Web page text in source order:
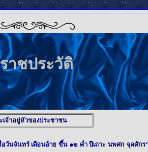
าชประวัติ
เจ้าอยู่หัวของประชาชน
นทร์ เดือนอ้าย ขึ้น ๑๒ ค่ำ ปีเถาะ นพศก จุลศัก